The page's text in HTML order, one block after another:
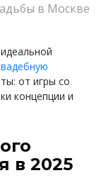
в Москве
от игры со
концепции и
в 2025